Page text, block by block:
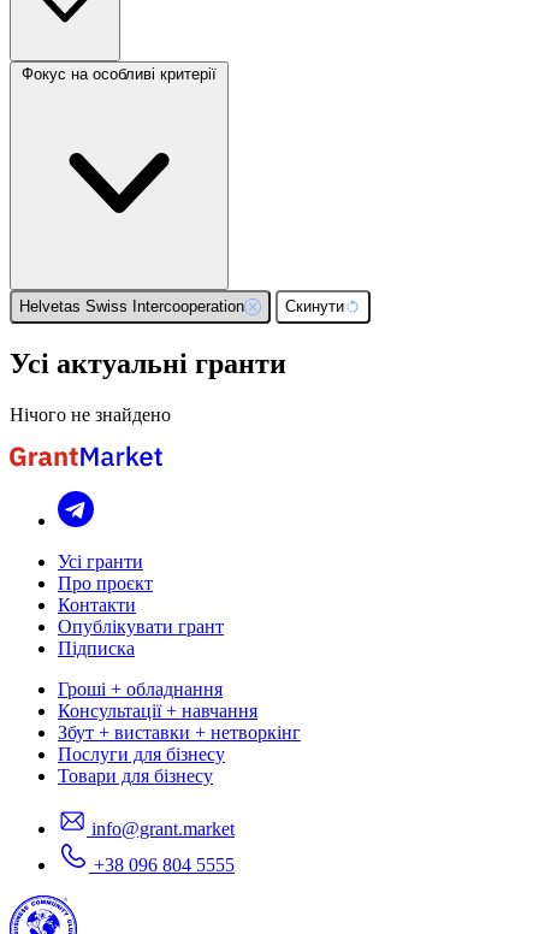
Фокус на особливі критерії
Helvetas Swiss Intercooperation Скинути
Усі актуальні гранти
Нічого не знайдено
Усі гранти
Про проєкт
Контакти
Опублікувати грант
Підписка
Гроші + обладнання
Консультації + навчання
Збут + виставки + нетворкінг
Послуги для бізнесу
Товари для бізнесу
info@grant.market
+38 096 804 5555